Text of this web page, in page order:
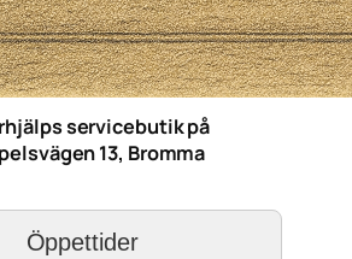
servicebutik på
13, Bromma
Öppettider